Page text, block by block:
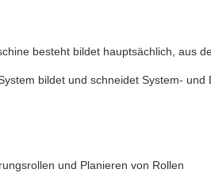
besteht bildet hauptsächlich, aus
bildet und schneidet System- und
und Planieren von Rollen